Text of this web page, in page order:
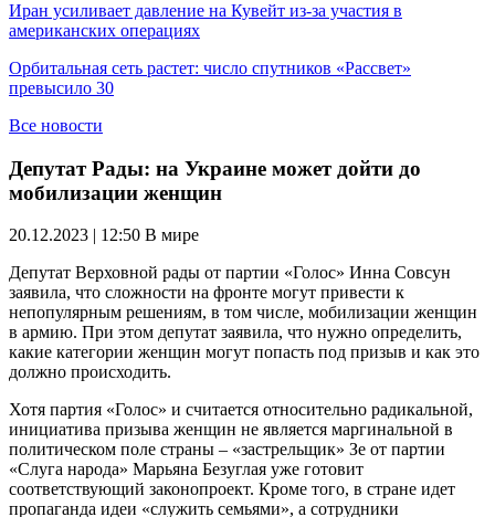
Иран усиливает давление на Кувейт из-за участия в
американских операциях
Орбитальная сеть растет: число спутников «Рассвет»
превысило 30
Все новости
Депутат Рады: на Украине может дойти до
мобилизации женщин
20.12.2023 | 12:50 В мире
Депутат Верховной рады от партии «Голос» Инна Совсун
заявила, что сложности на фронте могут привести к
непопулярным решениям, в том числе, мобилизации женщин
в армию. При этом депутат заявила, что нужно определить,
какие категории женщин могут попасть под призыв и как это
должно происходить.
Хотя партия «Голос» и считается относительно радикальной,
инициатива призыва женщин не является маргинальной в
политическом поле страны – «застрельщик» Зе от партии
«Слуга народа» Марьяна Безуглая уже готовит
соответствующий законопроект. Кроме того, в стране идет
пропаганда идеи «служить семьями», а сотрудники